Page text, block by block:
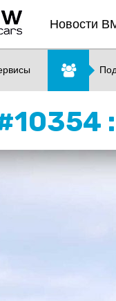
Новости